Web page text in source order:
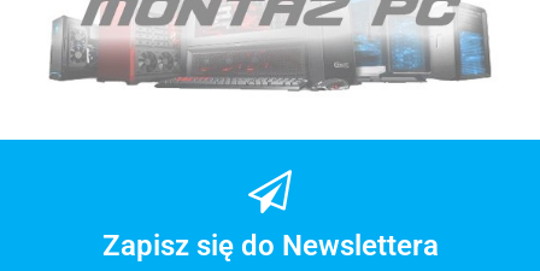
Zapisz się do Newslettera